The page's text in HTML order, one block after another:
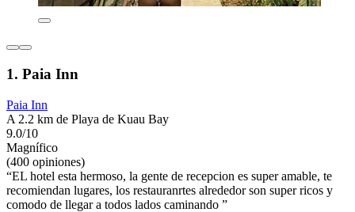
1. Paia Inn
Paia Inn
A 2.2 km de Playa de Kuau Bay
9.0/10
Magnífico
(400 opiniones)
“EL hotel esta hermoso, la gente de recepcion es super amable, te
recomiendan lugares, los restauranrtes alrededor son super ricos y
comodo de llegar a todos lados caminando ”